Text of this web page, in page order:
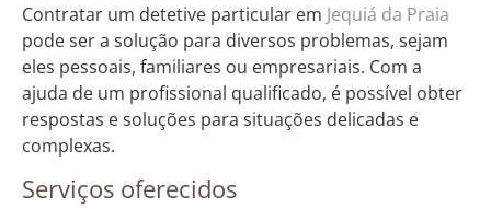
Contratar um detetive particular em Jequiá da Praia
pode ser a solução para diversos problemas, sejam
eles pessoais, familiares ou empresariais. Com a
ajuda de um profissional qualificado, é possível obter
respostas e soluções para situações delicadas e
complexas.
Serviços oferecidos